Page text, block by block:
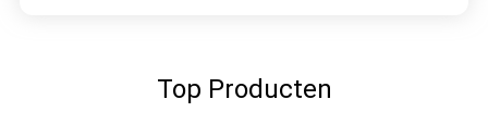
Top Producten